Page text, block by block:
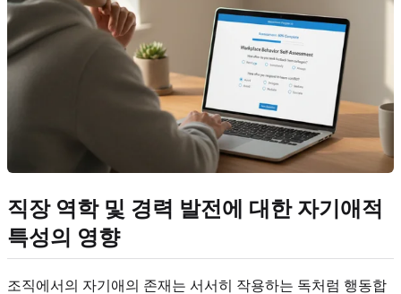
직장 역학 및 경력 발전에 대한 자기애적
특성의 영향
조직에서의 자기애의 존재는 서서히 작용하는 독처럼 행동합